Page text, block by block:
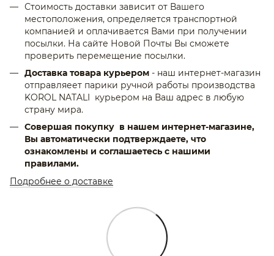
Стоимость доставки зависит от Вашего
местоположения, определяется транспортной
компанией и оплачивается Вами при получении
посылки. На сайте Новой Почты Вы сможете
проверить перемещение посылки.
Доставка товара курьером - наш интернет-магазин
отправляеет парики ручной работы производства
KOROL NATALI курьером на Ваш адрес в любую
страну мира.
Совершая покупку в нашем интернет-магазине,
Вы автоматически подтверждаете, что
ознакомлены и соглашаетесь с нашими
правилами.
Подробнее о доставке